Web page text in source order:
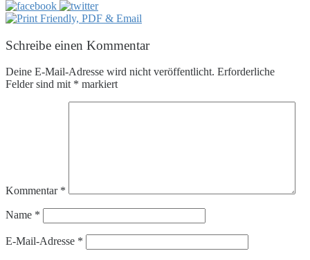
Schreibe einen Kommentar
Deine E-Mail-Adresse wird nicht veröffentlicht. Erforderliche
Felder sind mit * markiert
Kommentar *
Name *
E-Mail-Adresse *